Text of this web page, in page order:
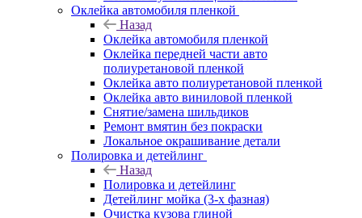
Оклейка автомобиля пленкой
Назад
Оклейка автомобиля пленкой
Оклейка передней части авто
полиуретановой пленкой
Оклейка авто полиуретановой пленкой
Оклейка авто виниловой пленкой
Снятие/замена шильдиков
Ремонт вмятин без покраски
Локальное окрашивание детали
Полировка и детейлинг
Назад
Полировка и детейлинг
Детейлинг мойка (3-х фазная)
Очистка кузова глиной